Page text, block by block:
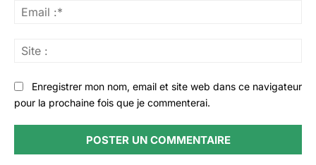
Enregistrer mon nom, email et site web dans ce navigateur
pour la prochaine fois que je commenterai.